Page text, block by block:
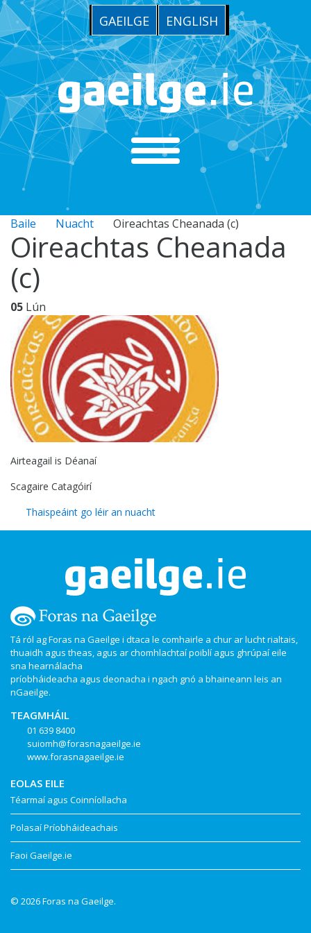
GAEILGE ENGLISH
Baile Nuacht Oireachtas Cheanada (c)
Oireachtas Cheanada
(c)
05 Lún
Airteagail is Déanaí
Scagaire Catagóirí
Thaispeáint go léir an nuacht
Tá ról ag Foras na Gaeilge i dtaca le comhairle a chur ar lucht rialtais,
thuaidh agus theas, agus ar chomhlachtaí poiblí agus ghrúpaí eile
sna hearnálacha
príobháideacha agus deonacha i ngach gnó a bhaineann leis an
nGaeilge.
TEAGMHÁIL
01 639 8400
suiomh@forasnagaeilge.ie
www.forasnagaeilge.ie
EOLAS EILE
Téarmaí agus Coinníollacha
Polasaí Príobháideachais
Faoi Gaeilge.ie
© 2026 Foras na Gaeilge.